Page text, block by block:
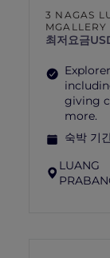
3 NAGAS
MGALLERY
최저요금
giving
more.
숙박 기
LUANG